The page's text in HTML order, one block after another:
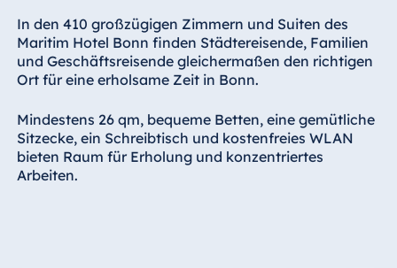
In den 410 großzügigen Zimmern und Suiten des
Maritim Hotel Bonn finden Städtereisende, Familien
und Geschäftsreisende gleichermaßen den richtigen
Ort für eine erholsame Zeit in Bonn.
Mindestens 26 qm, bequeme Betten, eine gemütliche
Sitzecke, ein Schreibtisch und kostenfreies WLAN
bieten Raum für Erholung und konzentriertes
Arbeiten.